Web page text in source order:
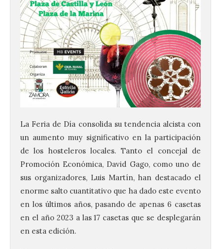
La Feria de Día consolida su tendencia alcista con
un aumento muy significativo en la participación
de los hosteleros locales. Tanto el concejal de
Promoción Económica, David Gago, como uno de
sus organizadores, Luis Martín, han destacado el
enorme salto cuantitativo que ha dado este evento
en los últimos años, pasando de apenas 6 casetas
en el año 2023 a las 17 casetas que se desplegarán
en esta edición.